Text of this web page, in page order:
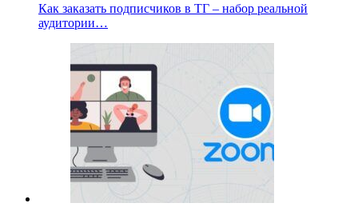
Как заказать подписчиков в ТГ – набор реальной
аудитории…